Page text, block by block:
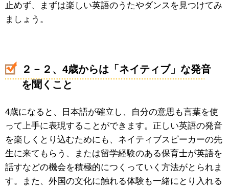
止めず、まずは楽しい英語のうたやダンスを見つけてみ
ましょう。
２－２、4歳からは「ネイティブ」な発音
を聞くこと
4歳になると、日本語が確立し、自分の意思も言葉を使
って上手に表現することができます。正しい英語の発音
を楽しくとり込むためにも、ネイティブスピーカーの先
生に来てもらう、または留学経験のある保育士が英語を
話すなどの機会を積極的につくっていく方法がとられま
す。また、外国の文化に触れる体験も一緒にとり入れる